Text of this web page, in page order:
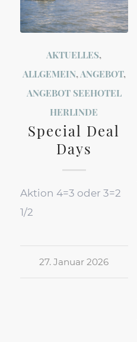
AKTUELLES,
ALLGEMEIN, ANGEBOT,
ANGEBOT SEEHOTEL
HERLINDE
Special Deal
Days
Aktion 4=3 oder 3=2
1/2
27. Januar 2026